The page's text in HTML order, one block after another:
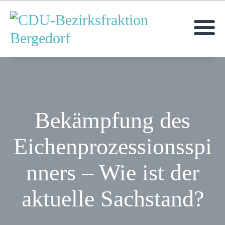
Bekämpfung des
Eichenprozessionsspi
nners – Wie ist der
aktuelle Sachstand?
MOIN!
AKTUELLES
ANFRAGEN &
ANTRÄGE
TERMINE
KONTAKT